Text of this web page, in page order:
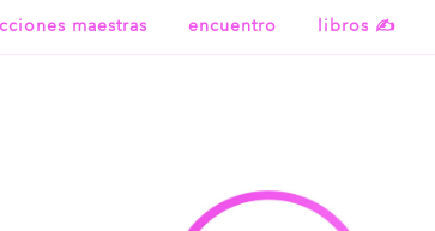
maestras encuentro libros ✍